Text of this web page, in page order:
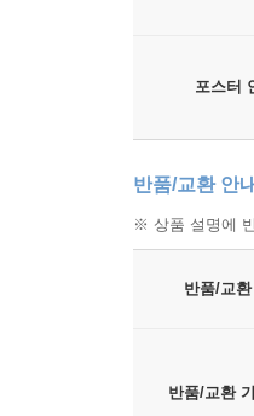
포스터
반품/교환 안내
※ 상품 설명에
반품/교환
반품/교환